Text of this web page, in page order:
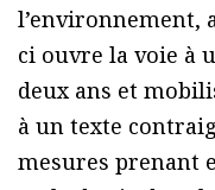
l’environnement,
ci ouvre la voie à
deux ans et
à un texte
mesures prenant